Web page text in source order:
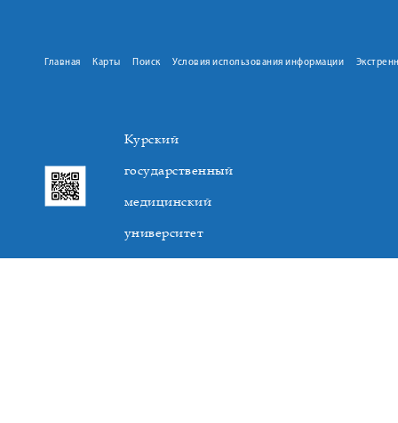
Главная Карты Поиск Условия использования информации
Курский
государственный
медицинский
университет